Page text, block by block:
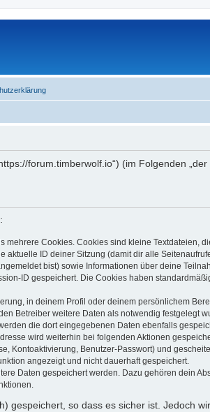
forum.timberwolf.io“) (im Folgenden
mehrere Cookies. Cookies sind kleine Textdateien,
aktuelle ID deiner Sitzung (damit dir alle
bist) sowie Informationen über deine
ID gespeichert. Die Cookies haben
in deinem Profil oder deinem persönlichem
Betreiber weitere Daten als notwendig festgelegt
die dort eingegebenen Daten ebenfalls
wird weiterhin bei folgenden Aktionen
Kontoaktivierung, Benutzer-Passwort) und
angezeigt und nicht dauerhaft gespeichert.
Daten gespeichert werden. Dazu gehören dein
gespeichert, so dass es sicher ist. Jedoch